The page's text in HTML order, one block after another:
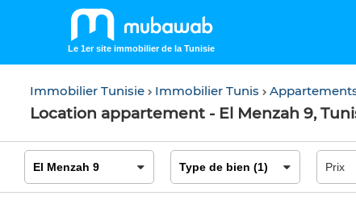
Le 1er site immobilier de la Tunisie
Immobilier Tunisie Immobilier Tunis
Location appartement - El Menzah 9,